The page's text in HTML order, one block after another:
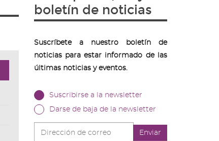
boletín de noticias
Suscríbete a nuestro boletín de
noticias para estar informado de las
últimas noticias y eventos.
Suscribirse a la newsletter
Darse de baja de la newsletter
de
Enviar